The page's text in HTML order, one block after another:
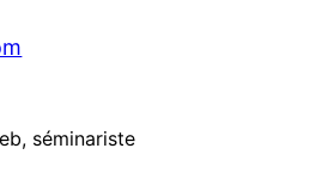
séminariste